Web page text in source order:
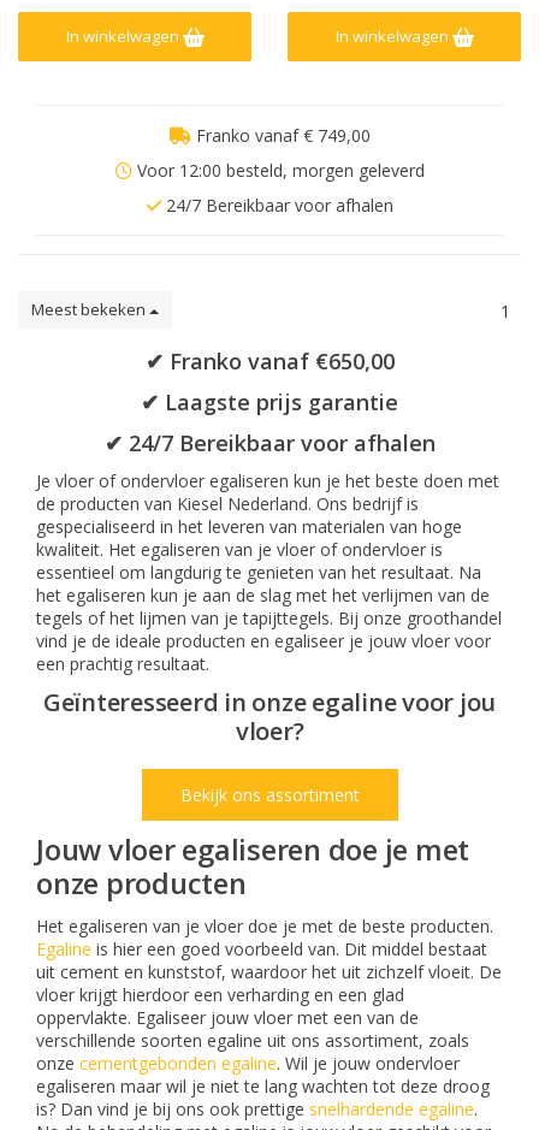
In winkelwagen In winkelwagen
Franko vanaf € 749,00
Voor 12:00 besteld, morgen geleverd
24/7 Bereikbaar voor afhalen
Meest bekeken 1
✔ Franko vanaf €650,00
✔ Laagste prijs garantie
✔ 24/7 Bereikbaar voor afhalen
Je vloer of ondervloer egaliseren kun je het beste doen met
de producten van Kiesel Nederland. Ons bedrijf is
gespecialiseerd in het leveren van materialen van hoge
kwaliteit. Het egaliseren van je vloer of ondervloer is
essentieel om langdurig te genieten van het resultaat. Na
het egaliseren kun je aan de slag met het verlijmen van de
tegels of het lijmen van je tapijttegels. Bij onze groothandel
vind je de ideale producten en egaliseer je jouw vloer voor
een prachtig resultaat.
Geïnteresseerd in onze egaline voor jou
vloer?
Bekijk ons assortiment
Jouw vloer egaliseren doe je met
onze producten
Het egaliseren van je vloer doe je met de beste producten.
Egaline is hier een goed voorbeeld van. Dit middel bestaat
uit cement en kunststof, waardoor het uit zichzelf vloeit. De
vloer krijgt hierdoor een verharding en een glad
oppervlakte. Egaliseer jouw vloer met een van de
verschillende soorten egaline uit ons assortiment, zoals
onze cementgebonden egaline. Wil je jouw ondervloer
egaliseren maar wil je niet te lang wachten tot deze droog
is? Dan vind je bij ons ook prettige snelhardende egaline.